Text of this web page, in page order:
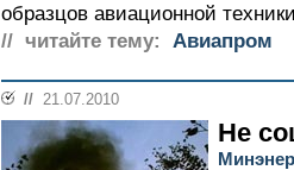
образцов авиационной
// читайте тему:
Авиапром
// 21.07.2010
Не